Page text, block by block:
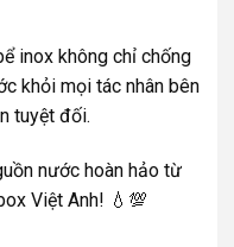
inox không chỉ chống
khỏi mọi tác nhân bên
tuyệt đối.
nước hoàn hảo từ
Việt Anh! 💧💯